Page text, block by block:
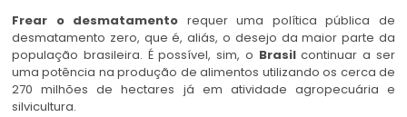
Frear o desmatamento requer uma política pública de
desmatamento zero, que é, aliás, o desejo da maior parte da
população brasileira. É possível, sim, o Brasilcontinuar a ser
uma potência na produção de alimentos utilizando os cerca de
270 milhões de hectares já em atividade agropecuária e
silvicultura.